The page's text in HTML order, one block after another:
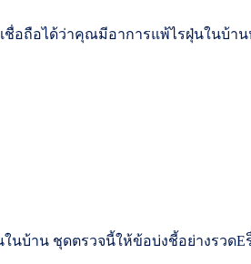
ชื่อถือได้ว่าคุณมีอาการแพ้ไรฝุ่นในบ้า
บ้าน ชุดตรวจนี้ให้ข้อบ่งชี้อย่างรวด